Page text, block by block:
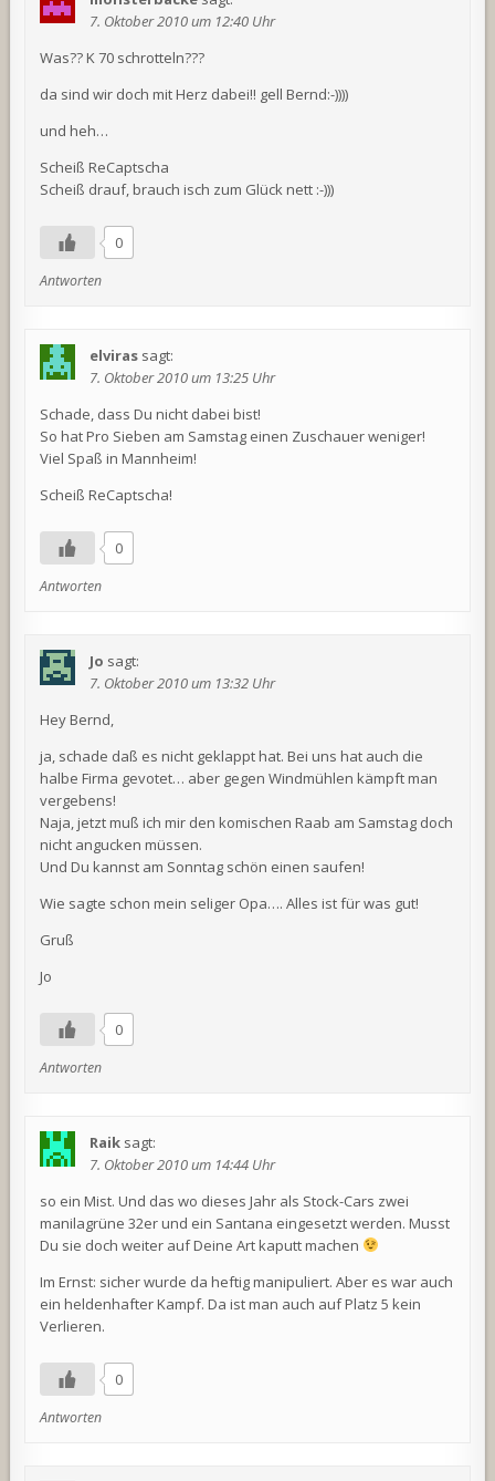
7. Oktober 2010 um 12:40 Uhr
Was?? K 70 schrotteln???
da sind wir doch mit Herz dabei!! gell Bernd:-))))
und heh…
Scheiß ReCaptscha
Scheiß drauf, brauch isch zum Glück nett :-)))
0
Antworten
elviras sagt:
7. Oktober 2010 um 13:25 Uhr
Schade, dass Du nicht dabei bist!
So hat Pro Sieben am Samstag einen Zuschauer weniger!
Viel Spaß in Mannheim!
Scheiß ReCaptscha!
0
Antworten
Jo sagt:
7. Oktober 2010 um 13:32 Uhr
Hey Bernd,
ja, schade daß es nicht geklappt hat. Bei uns hat auch die
halbe Firma gevotet… aber gegen Windmühlen kämpft man
vergebens!
Naja, jetzt muß ich mir den komischen Raab am Samstag doch
nicht angucken müssen.
Und Du kannst am Sonntag schön einen saufen!
Wie sagte schon mein seliger Opa…. Alles ist für was gut!
Gruß
Jo
0
Antworten
Raik sagt:
7. Oktober 2010 um 14:44 Uhr
so ein Mist. Und das wo dieses Jahr als Stock-Cars zwei
manilagrüne 32er und ein Santana eingesetzt werden. Musst
Du sie doch weiter auf Deine Art kaputt machen
Im Ernst: sicher wurde da heftig manipuliert. Aber es war auch
ein heldenhafter Kampf. Da ist man auch auf Platz 5 kein
Verlieren.
0
Antworten